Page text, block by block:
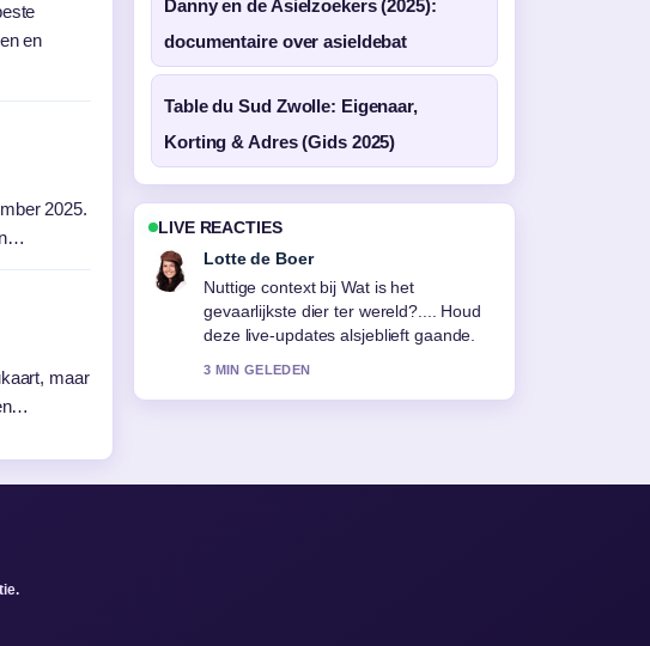
en
2025.
maar
Danny en de Asielzoekers (2025):
documentaire over asieldebat
Table du Sud Zwolle: Eigenaar,
Korting & Adres (Gids 2025)
LIVE REACTIES
Lotte de Boer
Nuttige context bij Wat is het
gevaarlijkste dier ter wereld?.... Houd
deze live-updates alsjeblieft gaande.
3 MIN GELEDEN